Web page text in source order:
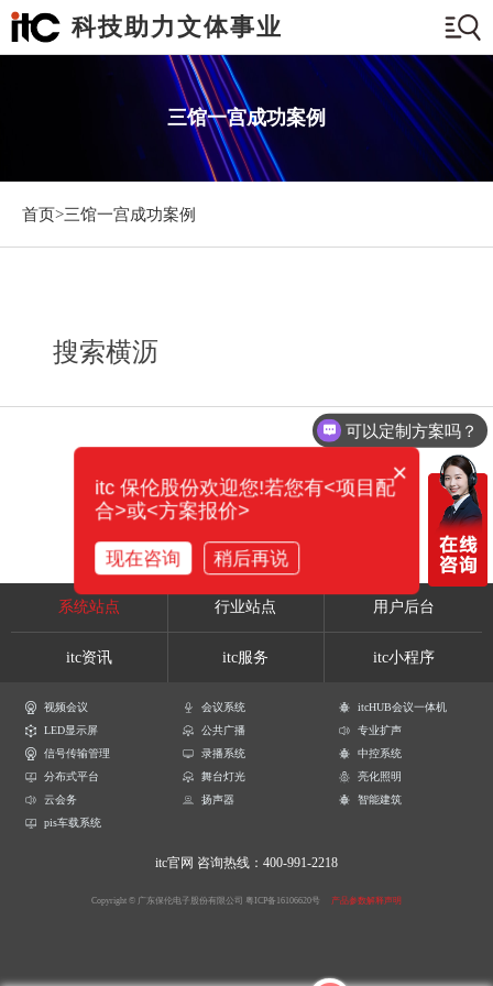
科技助力文体事业
三馆一宫成功案例
首页>三馆一宫成功案例
搜索横沥
系统站点 行业站点 用户后台
itc资讯 itc服务 itc小程序
视频会议 会议系统
itcHUB会议一体机
LED显示屏
公共广播
专业扩声
信号传输管理
录播系统
中控系统
分布式平台
舞台灯光
亮化照明
云会务
扬声器
智能建筑
pis车载系统
itc官网 咨询热线：400-991-2218
Copyright © 广东保伦电子股份有限公司 粤ICP备16106620号 产品参数解释声明
可以定制方案吗？
×
itc 保伦股份欢迎您!若您有<项目配
合>或<方案报价>
现在咨询 稍后再说